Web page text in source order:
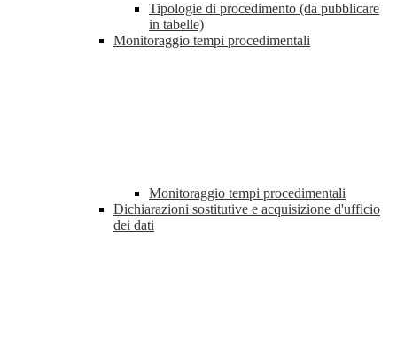
Tipologie di procedimento (da pubblicare
in tabelle)
Monitoraggio tempi procedimentali
Monitoraggio tempi procedimentali
Dichiarazioni sostitutive e acquisizione d'ufficio
dei dati